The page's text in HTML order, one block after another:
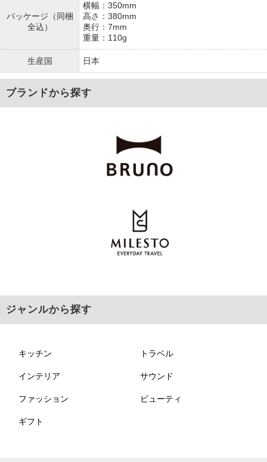
パッケージ（同梱
全込）
横幅：350mm
高さ：380mm
奥行：7mm
重量：110g
生産国 日本
ブランドから探す
ジャンルから探す
キッチン トラベル
インテリア サウンド
ファッション ビューティ
ギフト